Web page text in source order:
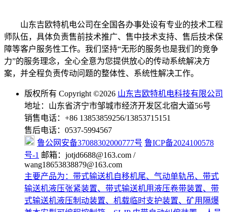
山东吉欧特机电公司在全国各办事处设有专业的技术工程
师队伍，具体负责售前技术推广、售中技术支持、售后技术保
障等客户服务性工作。我们坚持“无形的服务也是我们的竞争
力”的服务理念，全心全意为您提供放心的传动系统解决方
案，并全程负责传动问题的整体性、系统性解决工作。
版权所有 Copyright ©2026 山东吉欧特机电科技有限公司
地址：山东省济宁市邹城市经济开发区北宿大道56号
销售电话：+86 13853859256/13853715151
售后电话：0537-5994567
鲁公网安备37088302000777号 鲁ICP备2024100578
号-1 邮箱：jotjd6688@163.com /
wang18653838879@163.com
主要产品为：带式输送机自移机尾、气动单轨吊、带式
输送机液压张紧装置、带式输送机用液压卷带装置、带
式输送机液压制动装置、机载临时支护装置、矿用隔爆